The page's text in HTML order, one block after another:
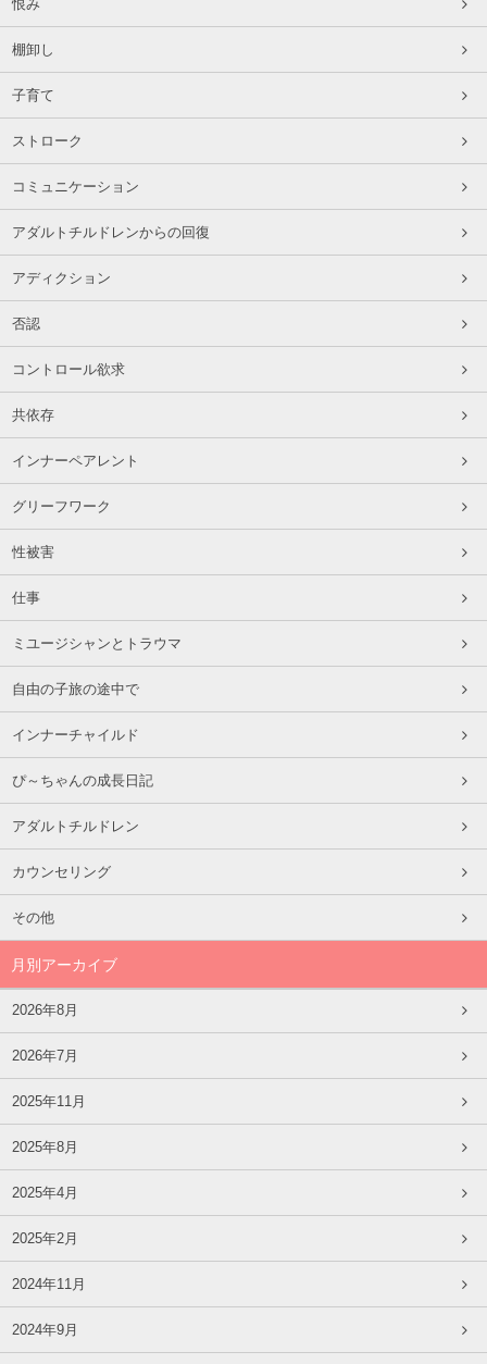
恨み
棚卸し
子育て
ストローク
コミュニケーション
アダルトチルドレンからの回復
アディクション
否認
コントロール欲求
共依存
インナーペアレント
グリーフワーク
性被害
仕事
ミユージシャンとトラウマ
自由の子旅の途中で
インナーチャイルド
ぴ～ちゃんの成長日記
アダルトチルドレン
カウンセリング
その他
月別アーカイブ
2026年8月
2026年7月
2025年11月
2025年8月
2025年4月
2025年2月
2024年11月
2024年9月